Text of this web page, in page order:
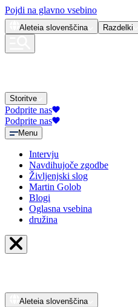
Pojdi na glavno vsebino
Aleteia slovenščina Razdelki
Storitve
Podprite nas
Podprite nas
Menu
Intervju
Navdihujoče zgodbe
Življenjski slog
Martin Golob
Blogi
Oglasna vsebina
družina
Aleteia slovenščina